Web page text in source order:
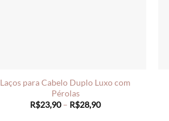
Laços para Cabelo Duplo Luxo com
Pérolas
R$23,90 – R$28,90Price